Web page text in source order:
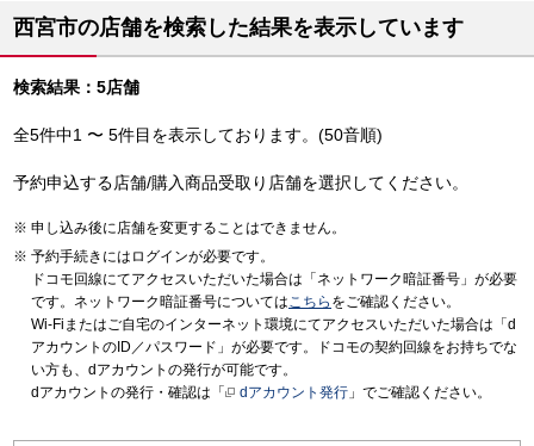
西宮市の店舗を検索した結果を表示しています
検索結果：5店舗
全5件中1 〜 5件目を表示しております。(50音順)
予約申込する店舗/購入商品受取り店舗を選択してください。
申し込み後に店舗を変更することはできません。
予約手続きにはログインが必要です。
ドコモ回線にてアクセスいただいた場合は「ネットワーク暗証番号」が必要
です。ネットワーク暗証番号についてはこちら をご確認ください。
Wi-Fiまたはご自宅のインターネット環境にてアクセスいただいた場合は「d
アカウントのID／パスワード」が必要です。ドコモの契約回線をお持ちでな
い方も、dアカウントの発行が可能です。
dアカウントの発行・確認は「
dアカウント発行 」でご確認ください。